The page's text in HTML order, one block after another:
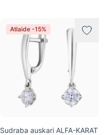
Atlaide -15%
Sudraba auskari ALFA-KARAT